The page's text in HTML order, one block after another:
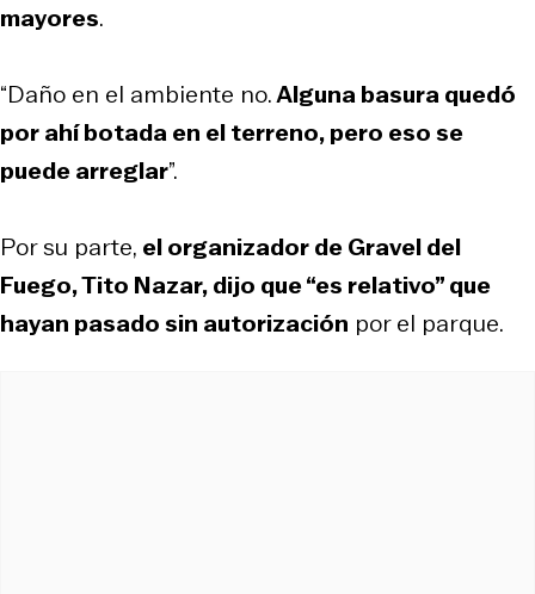
mayores.
“Daño en el ambiente no.Alguna basura quedó
por ahí botada en el terreno, pero eso se
puede arreglar”.
Por su parte, el organizador de Gravel del
Fuego, Tito Nazar, dijo que “es relativo” que
hayan pasado sin autorización por el parque.